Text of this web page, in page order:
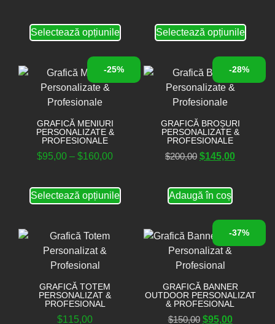
Selectează opțiunile Selectează opțiunile
-25%
GRAFICĂ MENIURI
PERSONALIZATE &
PROFESIONALE
$95,00 – $160,00
Selectează opțiunile
-28%
GRAFICĂ BROȘURI
PERSONALIZATE &
PROFESIONALE
$200,00 $145,00
Adaugă în coș
GRAFICĂ TOTEM
PERSONALIZAT &
PROFESIONAL
$115,00
-37%
GRAFICĂ BANNER
OUTDOOR PERSONALIZAT
& PROFESIONAL
$150,00 $95,00